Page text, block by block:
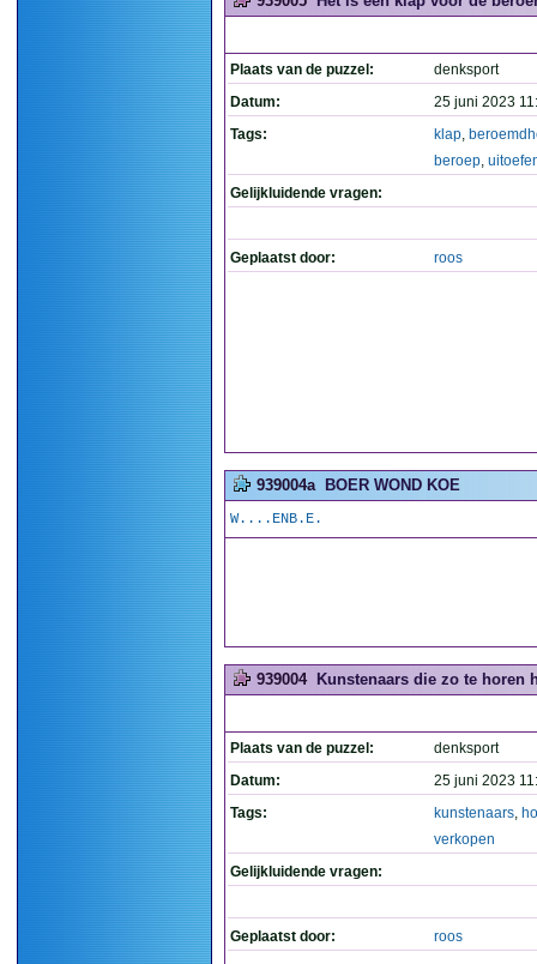
Plaats van de puzzel:
denksport
Datum:
25 juni 2023
Tags:
klap,
beroep,
Gelijkluidende vragen:
Geplaatst door: roos
939004a BOER WOND KOE
W....ENB.E.
939004 Kunstenaars die zo te horen
Plaats van de puzzel:
denksport
Datum:
25 juni 2023
Tags:
kunstenaars,
verkopen
Gelijkluidende vragen:
Geplaatst door: roos